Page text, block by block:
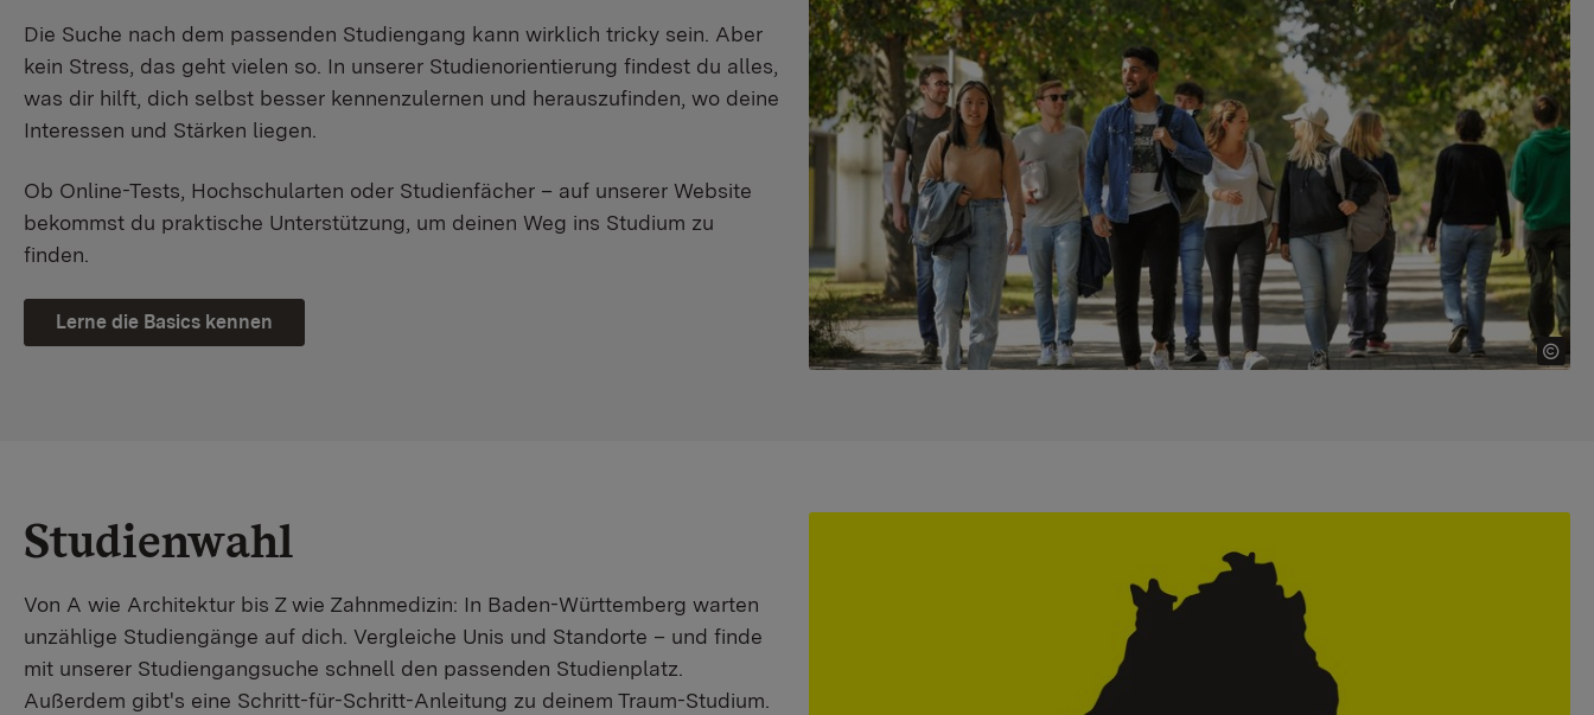
Die Suche nach dem passenden Studiengang kann wirklich tricky sein. Aber
kein Stress, das geht vielen so. In unserer Studienorientierung findest du alles,
was dir hilft, dich selbst besser kennenzulernen und herauszufinden, wo deine
Interessen und Stärken liegen.
Ob Online-Tests, Hochschularten oder Studienfächer – auf unserer Website
bekommst du praktische Unterstützung, um deinen Weg ins Studium zu
finden.
Lerne die Basics kennen
Studienwahl
Von A wie Architektur bis Z wie Zahnmedizin: In Baden-Württemberg warten
unzählige Studiengänge auf dich. Vergleiche Unis und Standorte – und finde
mit unserer Studiengangsuche schnell den passenden Studienplatz.
Außerdem gibt's eine Schritt-für-Schritt-Anleitung zu deinem Traum-Studium.